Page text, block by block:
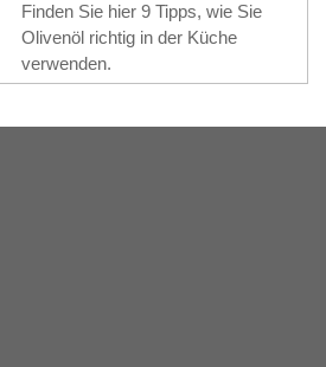
Finden Sie hier 9 Tipps, wie Sie
Olivenöl richtig in der Küche
verwenden.